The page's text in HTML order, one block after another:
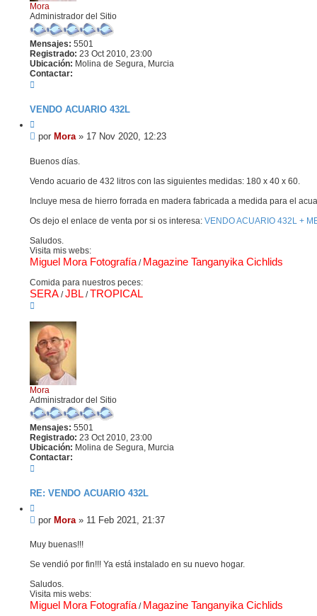
Mora
Administrador del Sitio
Mensajes: 5501
Registrado: 23 Oct 2010, 23:00
Ubicación: Molina de Segura, Murcia
Contactar:
t
c
t
r
o
a
VENDO ACUARIO 432L
i
t
r
M
n
a
por Mora » 17 Nov 2020, 12:23
Buenos días.
Vendo acuario de 432 litros con las siguientes medidas: 180 x 40 x 60.
Incluye mesa de hierro forrada en madera fabricada a medida para el
Os dejo el enlace de venta por si os interesa: VENDO ACUARIO 432L +
Saludos.
Visita mis webs:
Miguel Mora Fotografía / Magazine Tanganyika Cichlids
Comida para nuestros peces:
SERA /JBL /TROPICAL
r
i
b
a
Mora
Administrador del Sitio
Mensajes: 5501
Registrado: 23 Oct 2010, 23:00
Ubicación: Molina de Segura, Murcia
Contactar:
t
c
t
r
o
a
RE: VENDO ACUARIO 432L
i
t
r
M
n
a
e
por Mora » 11 Feb 2021, 21:37
Muy buenas!!!
Se vendió por fin!!! Ya está instalado en su nuevo hogar.
Saludos.
Visita mis webs:
Miguel Mora Fotografía/ Magazine Tanganyika Cichlids